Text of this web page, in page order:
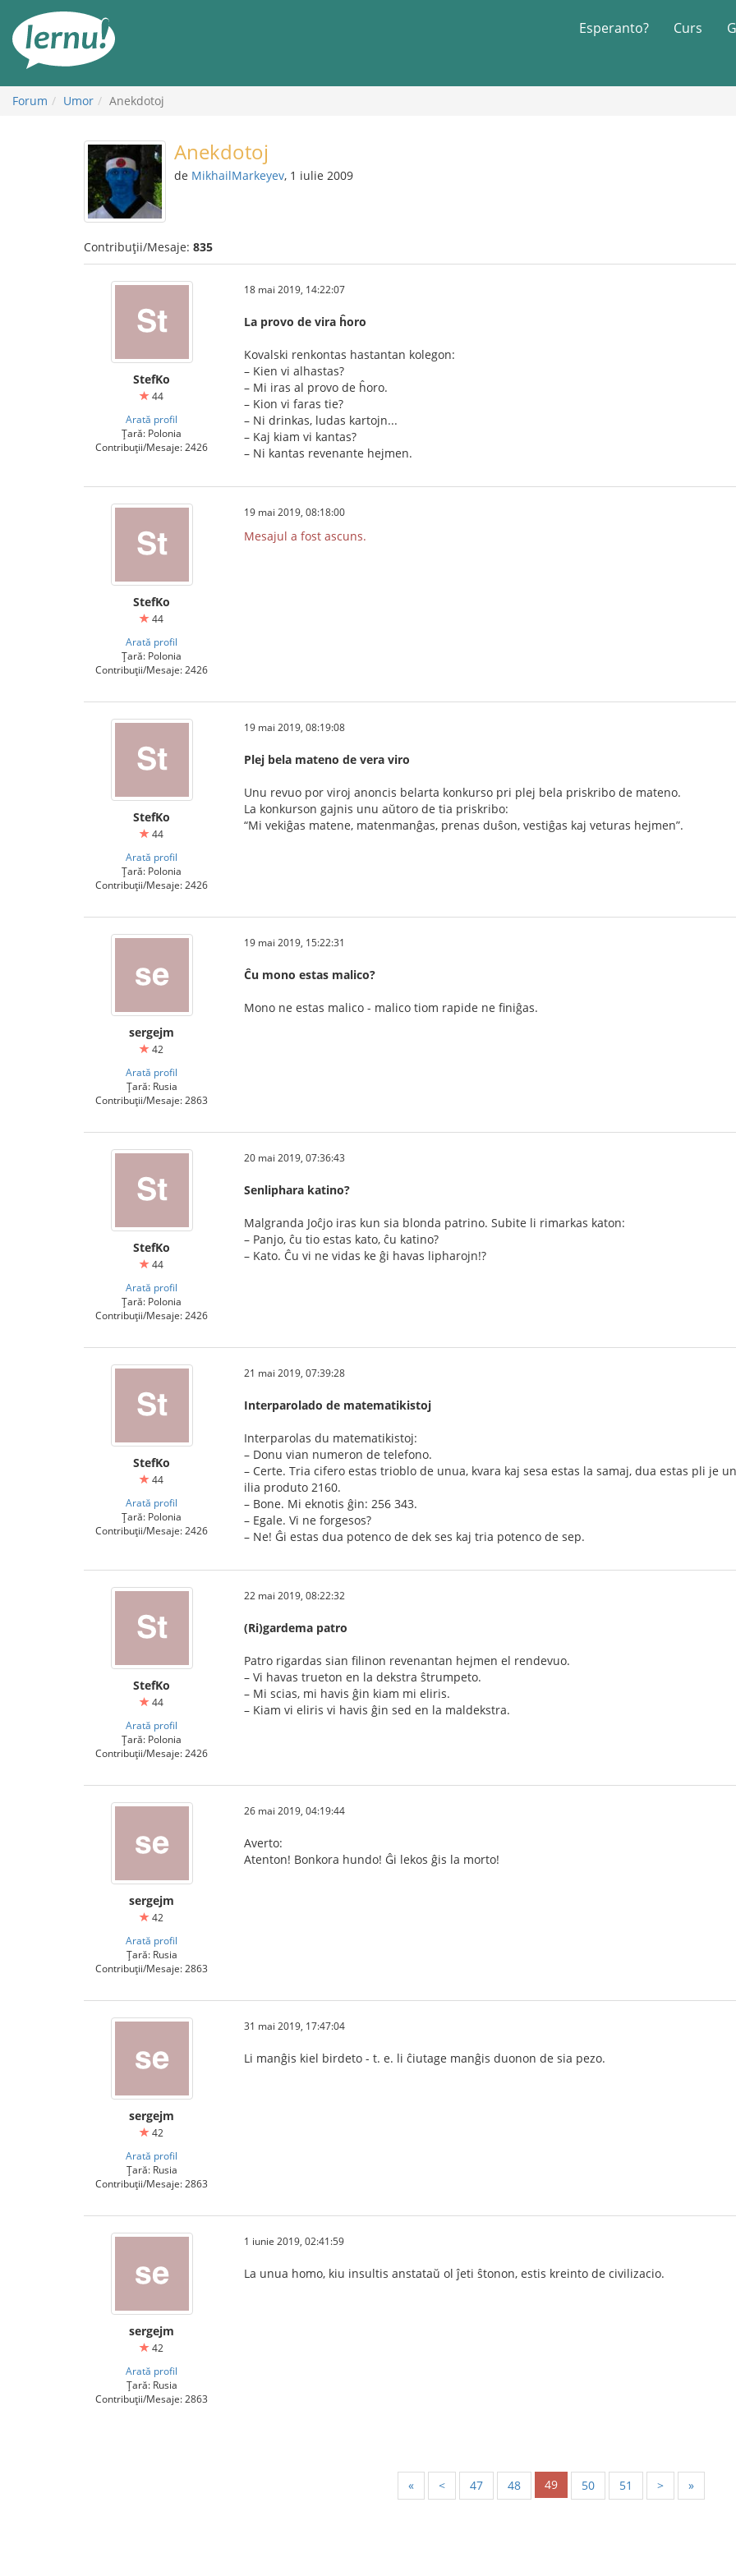
conținut
Esperanto? Curs
Forum Umor Anekdotoj
Anekdotoj
de MikhailMarkeyev, 1 iulie 2009
Contribuții/Mesaje: 835
StefKo
44
Arată profil
Țară: Polonia
Contribuții/Mesaje: 2426
18 mai 2019, 14:22:07
La provo de vira ĥoro
Kovalski renkontas hastantan kolegon:
– Kien vi alhastas?
– Mi iras al provo de ĥoro.
– Kion vi faras tie?
– Ni drinkas, ludas kartojn...
– Kaj kiam vi kantas?
– Ni kantas revenante hejmen.
StefKo
44
Arată profil
Țară: Polonia
Contribuții/Mesaje: 2426
19 mai 2019, 08:18:00
Mesajul a fost ascuns.
StefKo
44
Arată profil
Țară: Polonia
Contribuții/Mesaje: 2426
19 mai 2019, 08:19:08
Plej bela mateno de vera viro
Unu revuo por viroj anoncis belarta konkurso pri plej bela priskribo de mateno.
La konkurson gajnis unu aŭtoro de tia priskribo:
“Mi vekiĝas matene, matenmanĝas, prenas duŝon, vestiĝas kaj veturas hejmen”.
sergejm
42
Arată profil
Țară: Rusia
Contribuții/Mesaje: 2863
19 mai 2019, 15:22:31
Ĉu mono estas malico?
Mono ne estas malico - malico tiom rapide ne finiĝas.
StefKo
44
Arată profil
Țară: Polonia
Contribuții/Mesaje: 2426
20 mai 2019, 07:36:43
Senliphara katino?
Malgranda Joĉjo iras kun sia blonda patrino. Subite li rimarkas katon:
– Panjo, ĉu tio estas kato, ĉu katino?
– Kato. Ĉu vi ne vidas ke ĝi havas lipharojn!?
StefKo
44
Arată profil
Țară: Polonia
Contribuții/Mesaje: 2426
21 mai 2019, 07:39:28
Interparolado de matematikistoj
Interparolas du matematikistoj:
– Donu vian numeron de telefono.
– Certe. Tria cifero estas trioblo de unua, kvara kaj sesa estas la samaj, dua estas pli je
ilia produto 2160.
– Bone. Mi eknotis ĝin: 256 343.
– Egale. Vi ne forgesos?
– Ne! Ĝi estas dua potenco de dek ses kaj tria potenco de sep.
StefKo
44
Arată profil
Țară: Polonia
Contribuții/Mesaje: 2426
22 mai 2019, 08:22:32
(Ri)gardema patro
Patro rigardas sian filinon revenantan hejmen el rendevuo.
– Vi havas trueton en la dekstra ŝtrumpeto.
– Mi scias, mi havis ĝin kiam mi eliris.
– Kiam vi eliris vi havis ĝin sed en la maldekstra.
sergejm
42
Arată profil
Țară: Rusia
Contribuții/Mesaje: 2863
26 mai 2019, 04:19:44
Averto:
Atenton! Bonkora hundo! Ĝi lekos ĝis la morto!
sergejm
42
Arată profil
Țară: Rusia
Contribuții/Mesaje: 2863
31 mai 2019, 17:47:04
Li manĝis kiel birdeto - t. e. li ĉiutage manĝis duonon de sia pezo.
sergejm
42
Arată profil
Țară: Rusia
Contribuții/Mesaje: 2863
1 iunie 2019, 02:41:59
La unua homo, kiu insultis anstataŭ ol ĵeti ŝtonon, estis kreinto de civilizacio.
« < 47 48 49 50 51 > »